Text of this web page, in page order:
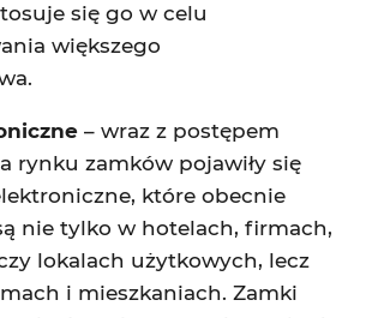
się go w celu
większego
– wraz z postępem
rynku zamków pojawiły się
które obecnie
nie tylko w hotelach, firmach,
lokalach użytkowych, lecz
i mieszkaniach. Zamki